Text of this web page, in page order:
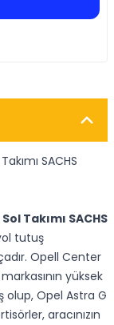
SACHS
Takımı SACHS
tutuş
Opell Center
yüksek
olup, Opel Astra G
aracınızın